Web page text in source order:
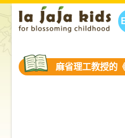
麻省理工教授的